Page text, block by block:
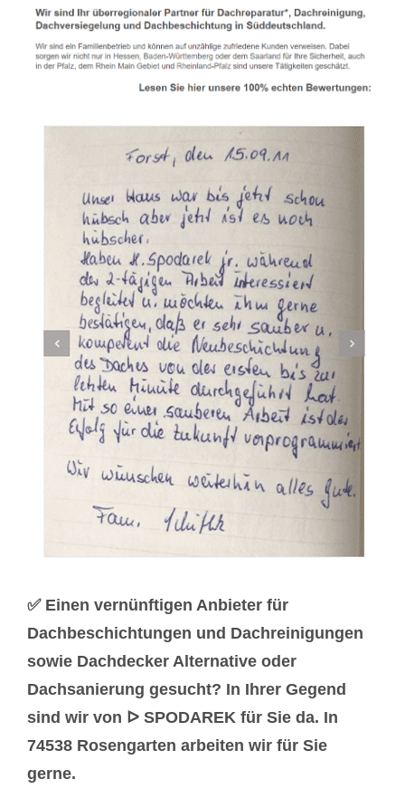
✅ Einen vernünftigen Anbieter für
Dachbeschichtungen und Dachreinigungen
sowie Dachdecker Alternative oder
Dachsanierung gesucht? In Ihrer Gegend
sind wir von ᐅ SPODAREK für Sie da. In
74538 Rosengarten arbeiten wir für Sie
gerne.